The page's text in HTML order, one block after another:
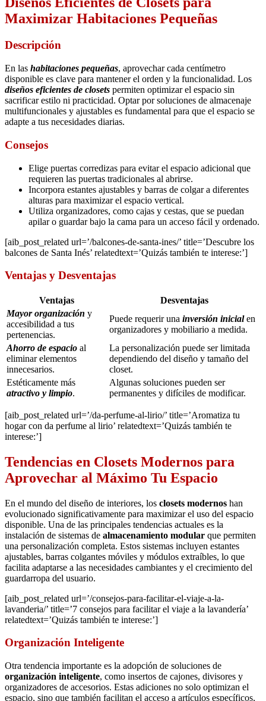
Maximizar Habitaciones Pequeñas
Descripción
En las habitaciones pequeñas, aprovechar cada centímetro
disponible es clave para mantener el orden y la funcionalidad. Los
diseños eficientes de closets permiten optimizar el espacio sin
sacrificar estilo ni practicidad. Optar por soluciones de almacenaje
multifuncionales y ajustables es fundamental para que el espacio se
adapte a tus necesidades diarias.
Consejos
Elige puertas corredizas para evitar el espacio adicional que
requieren las puertas tradicionales al abrirse.
Incorpora estantes ajustables y barras de colgar a diferentes
alturas para maximizar el espacio vertical.
Utiliza organizadores, como cajas y cestas, que se puedan
apilar o guardar bajo la cama para un acceso fácil y ordenado.
[aib_post_related url=’/balcones-de-santa-ines/’ title=’Descubre los
balcones de Santa Inés’ relatedtext=’Quizás también te interese:’]
Ventajas y Desventajas
Ventajas
Desventajas
Mayor organización y
accesibilidad a tus
pertenencias.
Puede requerir una inversión inicialen
organizadores y mobiliario a medida.
Ahorro de espacio al
eliminar elementos
innecesarios.
La personalización puede ser limitada
dependiendo del diseño y tamaño del
closet.
Estéticamente más
atractivo y limpio.
Algunas soluciones pueden ser
permanentes y difíciles de modificar.
[aib_post_related url=’/da-perfume-al-lirio/’ title=’Aromatiza tu
hogar con da perfume al lirio’ relatedtext=’Quizás también te
interese:’]
Tendencias en Closets Modernos para
Aprovechar al Máximo Tu Espacio
En el mundo del diseño de interiores, los closets modernos han
evolucionado significativamente para maximizar el uso del espacio
disponible. Una de las principales tendencias actuales es la
instalación de sistemas de almacenamiento modular que permiten
una personalización completa. Estos sistemas incluyen estantes
ajustables, barras colgantes móviles y módulos extraíbles, lo que
facilita adaptarse a las necesidades cambiantes y el crecimiento del
guardarropa del usuario.
[aib_post_related url=’/consejos-para-facilitar-el-viaje-a-la-
lavanderia/’ title=’7 consejos para facilitar el viaje a la lavandería’
relatedtext=’Quizás también te interese:’]
Organización Inteligente
Otra tendencia importante es la adopción de soluciones de
organización inteligente, como insertos de cajones, divisores y
organizadores de accesorios. Estas adiciones no solo optimizan el
espacio, sino que también facilitan el acceso a artículos específicos,